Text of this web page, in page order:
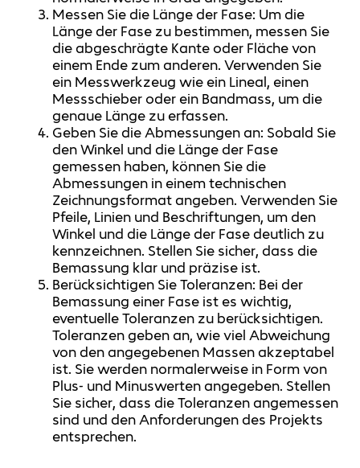
Messen Sie die Länge der Fase: Um die
Länge der Fase zu bestimmen, messen Sie
die abgeschrägte Kante oder Fläche von
einem Ende zum anderen. Verwenden Sie
ein Messwerkzeug wie ein Lineal, einen
Messschieber oder ein Bandmass, um die
genaue Länge zu erfassen.
Geben Sie die Abmessungen an: Sobald Sie
den Winkel und die Länge der Fase
gemessen haben, können Sie die
Abmessungen in einem technischen
Zeichnungsformat angeben. Verwenden Sie
Pfeile, Linien und Beschriftungen, um den
Winkel und die Länge der Fase deutlich zu
kennzeichnen. Stellen Sie sicher, dass die
Bemassung klar und präzise ist.
Berücksichtigen Sie Toleranzen: Bei der
Bemassung einer Fase ist es wichtig,
eventuelle Toleranzen zu berücksichtigen.
Toleranzen geben an, wie viel Abweichung
von den angegebenen Massen akzeptabel
ist. Sie werden normalerweise in Form von
Plus- und Minuswerten angegeben. Stellen
Sie sicher, dass die Toleranzen angemessen
sind und den Anforderungen des Projekts
entsprechen.